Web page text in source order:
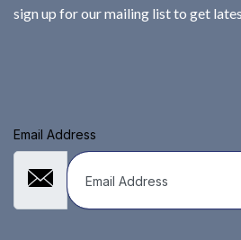
sign up for our mailing list to get
Email Address